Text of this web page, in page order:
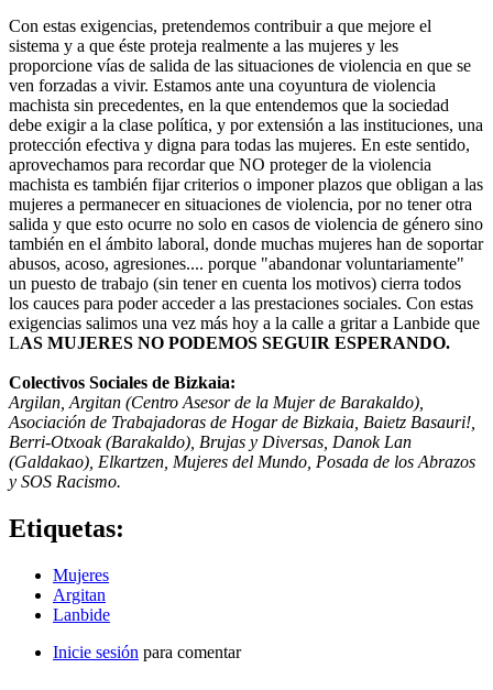
Con estas exigencias, pretendemos contribuir a que mejore el
sistema y a que éste proteja realmente a las mujeres y les
proporcione vías de salida de las situaciones de violencia en que se
ven forzadas a vivir. Estamos ante una coyuntura de violencia
machista sin precedentes, en la que entendemos que la sociedad
debe exigir a la clase política, y por extensión a las instituciones, una
protección efectiva y digna para todas las mujeres. En este sentido,
aprovechamos para recordar que NO proteger de la violencia
machista es también fijar criterios o imponer plazos que obligan a las
mujeres a permanecer en situaciones de violencia, por no tener otra
salida y que esto ocurre no solo en casos de violencia de género sino
también en el ámbito laboral, donde muchas mujeres han de soportar
abusos, acoso, agresiones.... porque "abandonar voluntariamente"
un puesto de trabajo (sin tener en cuenta los motivos) cierra todos
los cauces para poder acceder a las prestaciones sociales. Con estas
exigencias salimos una vez más hoy a la calle a gritar a Lanbide que
LAS MUJERES NO PODEMOS SEGUIR ESPERANDO.
Colectivos Sociales de Bizkaia:
Argilan, Argitan (Centro Asesor de la Mujer de Barakaldo),
Asociación de Trabajadoras de Hogar de Bizkaia, Baietz Basauri!,
Berri-Otxoak (Barakaldo), Brujas y Diversas, Danok Lan
(Galdakao), Elkartzen, Mujeres del Mundo, Posada de los Abrazos
y SOS Racismo.
Etiquetas:
Mujeres
Argitan
Lanbide
Inicie sesión para comentar